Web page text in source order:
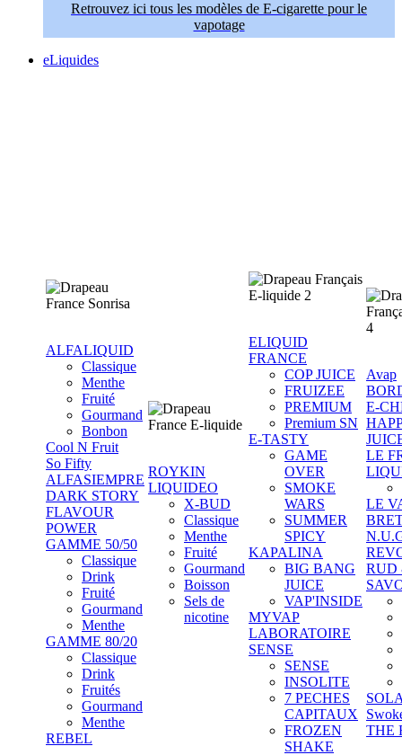
Retrouvez ici tous les modèles de E-cigarette pour le
vapotage
eLiquides
ALFALIQUID
Classique
Menthe
Fruité
Gourmand
Bonbon
Cool N Fruit
So Fifty
ALFASIEMPRE
DARK STORY
FLAVOUR
POWER
GAMME 50/50
Classique
Drink
Fruité
Gourmand
Menthe
GAMME 80/20
Classique
Drink
Fruités
Gourmand
Menthe
REBEL
ROYKIN
LIQUIDEO
X-BUD
Classique
Menthe
Fruité
Gourmand
Boisson
Sels de
nicotine
ELIQUID
FRANCE
COP JUICE
FRUIZEE
PREMIUM
Premium SN
E-TASTY
GAME
OVER
SMOKE
WARS
SUMMER
SPICY
KAPALINA
BIG BANG
JUICE
VAP'INSIDE
MYVAP
LABORATOIRE
SENSE
SENSE
INSOLITE
7 PECHES
CAPITAUX
FROZEN
SHAKE
Avap
E-
LE
LE
RUD
THE